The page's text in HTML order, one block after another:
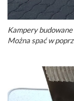
Kampery
Można spać w